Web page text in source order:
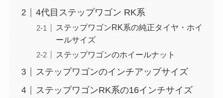
4代目ステップワゴン RK系
ステップワゴンRK系の純正タイヤ・ホイ
ールサイズ
ステップワゴンのホイールナット
ステップワゴンのインチアップサイズ
ステップワゴンRK系の16インチサイズ